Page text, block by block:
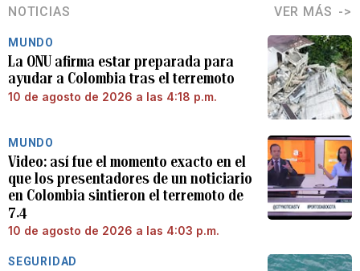
NOTICIAS VER MÁS
MUNDO
La ONU afirma estar preparada para
ayudar a Colombia tras el terremoto
10 de agosto de 2026 a las 4:18 p.m.
MUNDO
Video: así fue el momento exacto en el
que los presentadores de un noticiario
en Colombia sintieron el terremoto de
7.4
10 de agosto de 2026 a las 4:03 p.m.
SEGURIDAD